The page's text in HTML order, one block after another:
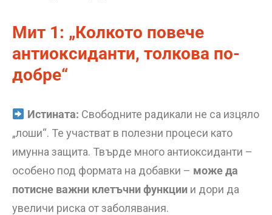
Мит 1: „Колкото повече
антиоксиданти, толкова по-
добре“
Истината: Свободните радикали не са изцяло
„лоши“. Те участват в полезни процеси като
имунна защита. Твърде много антиоксиданти –
особено под формата на добавки – може да
потисне важни клетъчни функции и дори да
увеличи риска от заболявания.